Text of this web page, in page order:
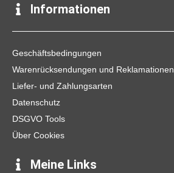
e
b
o
k
t
g
a
t
k
Informationen
Geschäftsbedingungen
Warenrücksendungen und Reklamationen
Liefer- und Zahlungsarten
Datenschutz
DSGVO Tools
Über Cookies
Meine Links